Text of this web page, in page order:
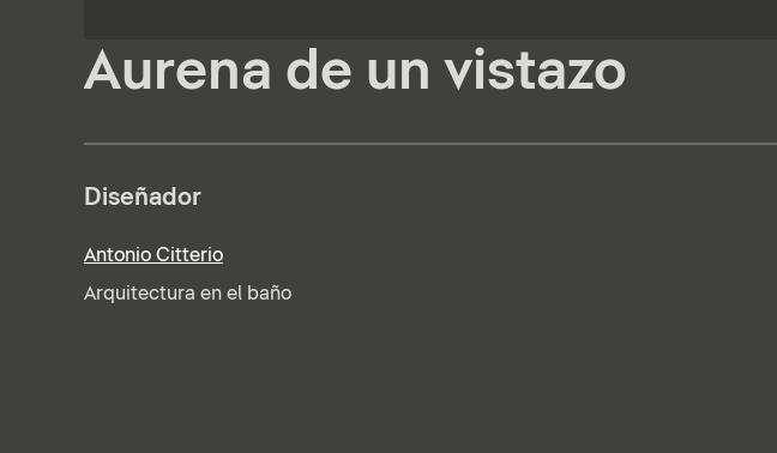
Aurena de un vistazo
Diseñador
Antonio Citterio
Arquitectura en el baño